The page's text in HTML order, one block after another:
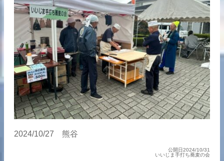
2024/10/27 熊谷
公開日2024/10/31
いいじま手打ち蕎麦の会